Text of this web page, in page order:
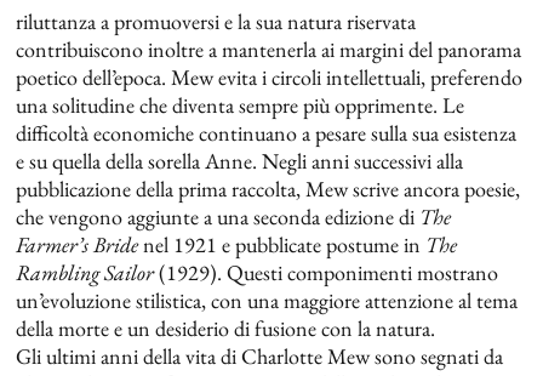
riluttanza a promuoversi e la sua natura riservata
contribuiscono inoltre a mantenerla ai margini del panorama
poetico dell’epoca. Mew evita i circoli intellettuali, preferendo
una solitudine che diventa sempre più opprimente. Le
difficoltà economiche continuano a pesare sulla sua esistenza
e su quella della sorella Anne. Negli anni successivi alla
pubblicazione della prima raccolta, Mew scrive ancora poesie,
che vengono aggiunte a una seconda edizione di The
Farmer’s Bridenel 1921 e pubblicate postume in The
Rambling Sailor(1929). Questi componimenti mostrano
un’evoluzione stilistica, con una maggiore attenzione al tema
della morte e un desiderio di fusione con la natura.
Gli ultimi anni della vita di Charlotte Mew sono segnati da